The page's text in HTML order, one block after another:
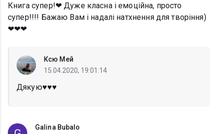
Книга супер!❤ Дуже класна і емоційна, просто
супер!!!! Бажаю Вам і надалі натхнення для творіння)
❤❤❤
Ксю Мей
15.04.2020, 19:01:14
Дякую♥️♥️♥️
Galina Bubalo